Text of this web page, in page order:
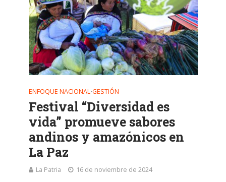
ENFOQUE NACIONAL•GESTIÓN
Festival “Diversidad es
vida” promueve sabores
andinos y amazónicos en
La Paz
La Patria 16 de noviembre de 2024